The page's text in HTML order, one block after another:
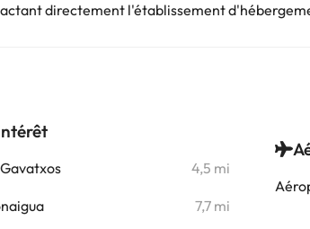
directement l'établissement
4,5 mi
7,7 mi